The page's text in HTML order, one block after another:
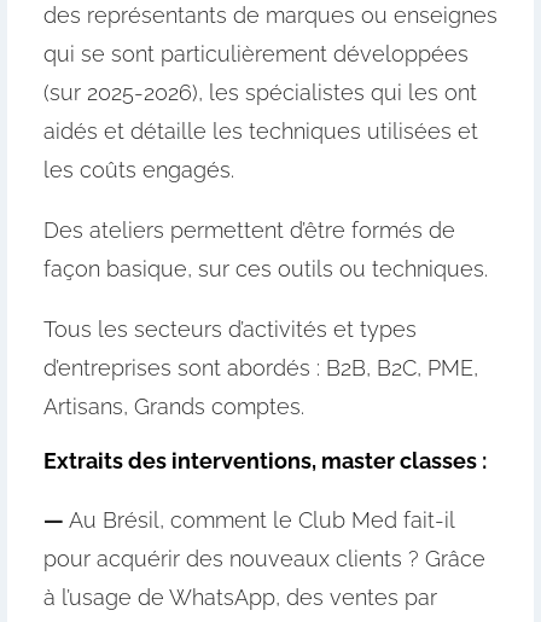
des représentants de marques ou enseignes
qui se sont particulièrement développées
(sur 2025-2026), les spécialistes qui les ont
aidés et détaille les techniques utilisées et
les coûts engagés.
Des ateliers permettent d’être formés de
façon basique, sur ces outils ou techniques.
Tous les secteurs d’activités et types
d’entreprises sont abordés : B2B, B2C, PME,
Artisans, Grands comptes.
Extraits des interventions, master classes :
— Au Brésil, comment le Club Med fait-il
pour acquérir des nouveaux clients ? Grâce
à l’usage de WhatsApp, des ventes par